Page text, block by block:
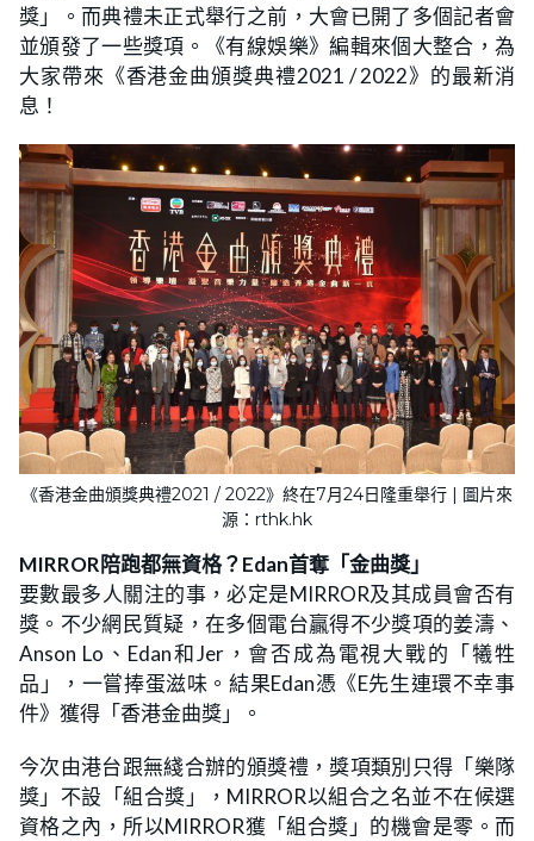
獎」。而典禮未正式舉行之前，大會已開了多個記者會
並頒發了一些獎項。《有線娛樂》編輯來個大整合，為
大家帶來《香港金曲頒獎典禮2021 / 2022》的最新消
息！
《香港金曲頒獎典禮2021 / 2022》終在7月24日隆重舉行 | 圖片來
源：rthk.hk
MIRROR陪跑都無資格？Edan首奪「金曲獎」
要數最多人關注的事，必定是MIRROR及其成員會否有
獎。不少網民質疑，在多個電台贏得不少獎項的姜濤、
Anson Lo、Edan和Jer，會否成為電視大戰的「犧牲
品」，一嘗捧蛋滋味。結果Edan憑《E先生連環不幸事
件》獲得「香港金曲獎」。
今次由港台跟無綫合辦的頒獎禮，獎項類別只得「樂隊
獎」不設「組合獎」，MIRROR以組合之名並不在候選
資格之內，所以MIRROR獲「組合獎」的機會是零。而